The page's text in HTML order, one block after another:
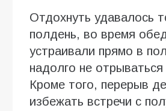
Отдохнуть удавалось
полдень, во время
устраивали прямо в
надолго не
Кроме того, перерыв
избежать встречи с